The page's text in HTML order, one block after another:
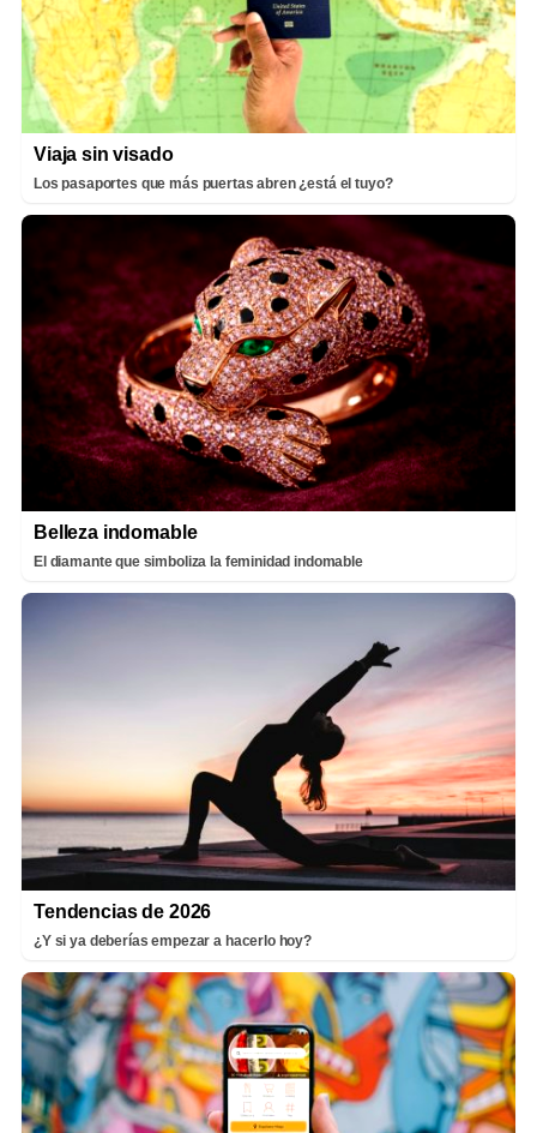
Viaja sin visado
Los pasaportes que más puertas abren ¿está el tuyo?
Belleza indomable
El diamante que simboliza la feminidad indomable
Tendencias de 2026
¿Y si ya deberías empezar a hacerlo hoy?